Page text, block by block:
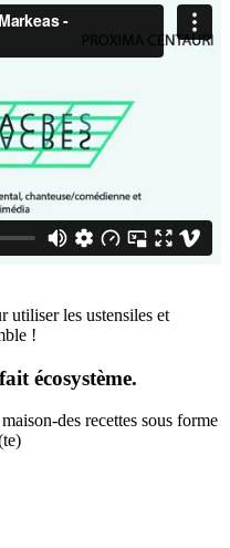
utiliser les ustensiles et
!
écosystème.
des recettes sous forme